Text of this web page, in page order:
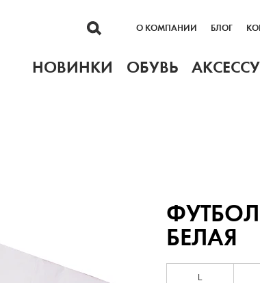
О КОМПАНИИ БЛОГ
НОВИНКИ ОБУВЬ
БЕЛАЯ
L